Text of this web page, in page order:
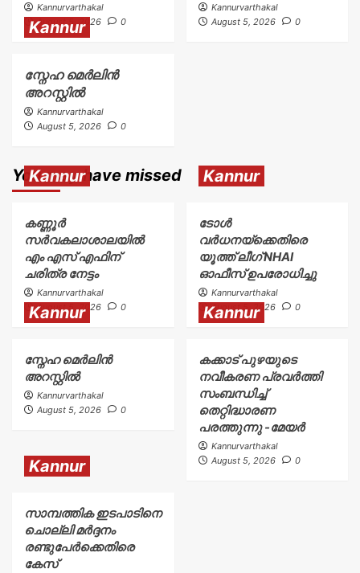
Kannurvarthakal
August 5, 2026
0
Kannurvarthakal
August 5, 2026
0
Kannur
സ്നേഹ മെർലിൻ
അറസ്റ്റിൽ
Kannurvarthakal
August 5, 2026
0
You may have missed
Kannur
കണ്ണൂർ
സർവകലാശാലയിൽ
എം എസ് എഫിന്
ചരിത്ര നേട്ടം
Kannurvarthakal
August 5, 2026
0
Kannur
ടോള്‍
വര്‍ധനയ്ക്കെതിരെ
യൂത്ത് ലീഗ് NHAI
ഓഫീസ് ഉപരോധിച്ചു
Kannurvarthakal
August 5, 2026
0
Kannur
സ്നേഹ മെർലിൻ
അറസ്റ്റിൽ
Kannurvarthakal
August 5, 2026
0
Kannur
കക്കാട് പുഴയുടെ
നവീകരണ പ്രവർത്തി
സംബന്ധിച്ച്
തെറ്റിദ്ധാരണ
പരത്തുന്നു -മേയർ
Kannurvarthakal
August 5, 2026
0
Kannur
സാമ്പത്തിക ഇടപാടിനെ
ചൊല്ലി മർദ്ദനം
രണ്ടുപേർക്കെതിരെ
കേസ്